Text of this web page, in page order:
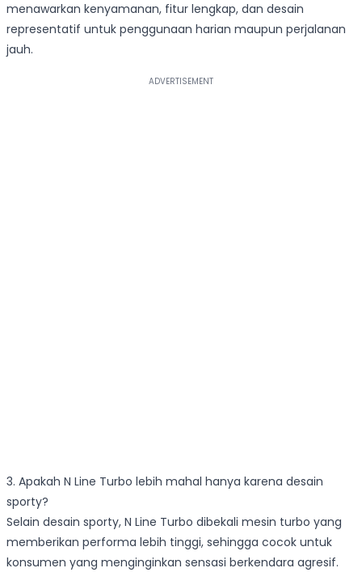
menawarkan kenyamanan, fitur lengkap, dan desain
representatif untuk penggunaan harian maupun perjalanan
jauh.
3. Apakah N Line Turbo lebih mahal hanya karena desain
sporty?
Selain desain sporty, N Line Turbo dibekali mesin turbo yang
memberikan performa lebih tinggi, sehingga cocok untuk
konsumen yang menginginkan sensasi berkendara agresif.